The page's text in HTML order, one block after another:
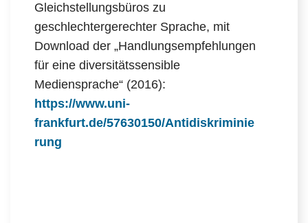
Gleichstellungsbüros zu
geschlechtergerechter Sprache, mit
Download der „Handlungsempfehlungen
für eine diversitätssensible
Mediensprache“ (2016):
https://www.uni-
frankfurt.de/57630150/Antidiskriminie
rung